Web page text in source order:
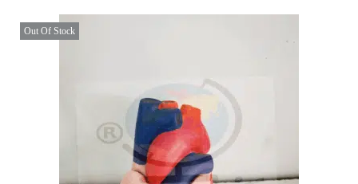
Out Of Stock